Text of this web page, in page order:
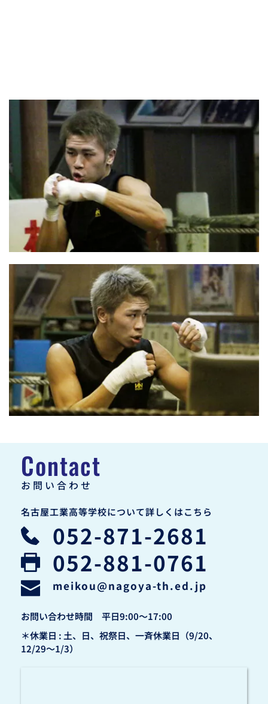
Contact
お問い合わせ
名古屋工業高等学校について詳しくはこちら
052-871-2681
052-881-0761
meikou@nagoya-th.ed.jp
お問い合わせ時間　平日9:00〜17:00
＊休業日 : 土、日、祝祭日、一斉休業日（9/20、
12/29〜1/3）